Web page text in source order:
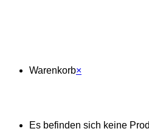
Warenkorb×
Es befinden sich keine